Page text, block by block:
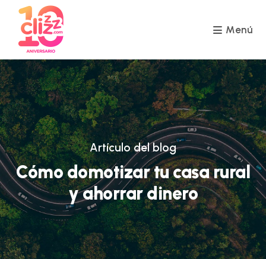
contenido
Menú
Artículo del blog
Cómo domotizar tu casa rural
y ahorrar dinero